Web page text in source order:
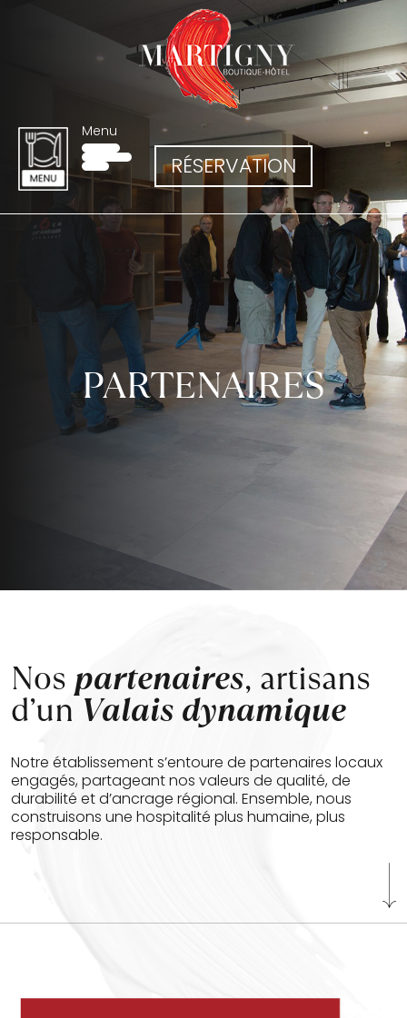
RÉSERVATION
Menu
PARTENAIRES
Nos partenaires, artisans
d’unValais dynamique
Notre établissement s’entoure de partenaires locaux
engagés, partageant nos valeurs de qualité, de
durabilité et d’ancrage régional. Ensemble, nous
construisons une hospitalité plus humaine, plus
responsable.